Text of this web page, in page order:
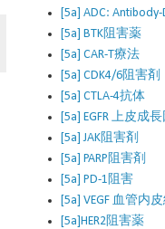
[5a] ADC:
[5a] BTK阻害薬
[5a] CAR-T療法
[5a] CDK4/6阻害剤
[5a] CTLA-4抗体
[5a] EGFR 上皮成
[5a] JAK阻害剤
[5a] PARP阻害剤
[5a] PD-1阻害
[5a] VEGF 血管内
[5a]HER2阻害薬